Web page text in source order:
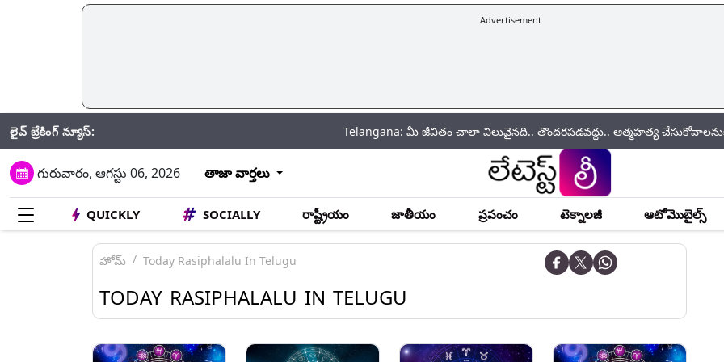
Advertisement
లైవ్ బ్రేకింగ్ న్యూస్: Telangana: మీ జీవితం చాలా విలువైనది.. తొందరపడవద్దు.. ఆత్మహత్య చేసుకోవాలనుకునే
గురువారం, ఆగస్టు 06, 2026 తాజా వార్తలు
QUICKLY SOCIALLY రాష్ట్రీయం జాతీయం ప్రపంచం టెక్నాలజీ ఆటోమొబైల్స్
హోమ్ Today Rasiphalalu In Telugu
TODAY RASIPHALALU IN TELUGU